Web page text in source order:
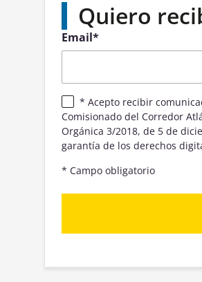
Quiero
Email*
Comisionado del Corredor
Orgánica 3/2018, de 5 de
garantía de los derechos
* Campo obligatorio